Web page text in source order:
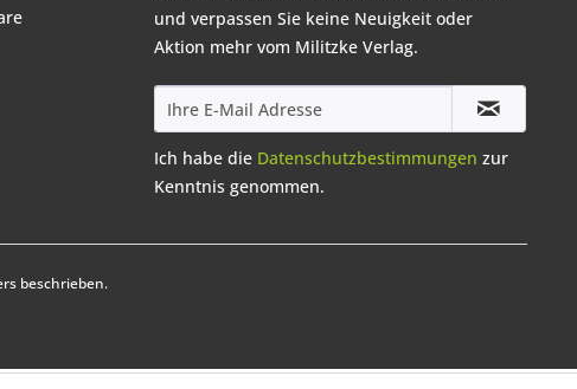
und verpassen Sie keine Neuigkeit oder
Aktion mehr vom Militzke Verlag.
Ich habe die Datenschutzbestimmungen zur
Kenntnis genommen.
beschrieben.